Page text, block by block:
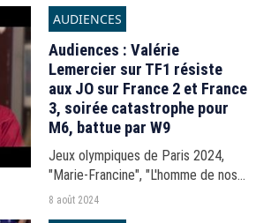
AUDIENCES
Audiences : Valérie
Lemercier sur TF1 résiste
aux JO sur France 2 et France
3, soirée catastrophe pour
M6, battue par W9
Jeux olympiques de Paris 2024,
"Marie-Francine", "L'homme de nos
vies"... Les audiences de la soirée
8 août 2024